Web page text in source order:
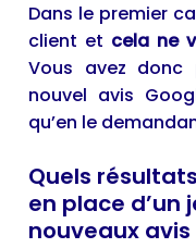
Dans le premier
client et cela ne
Vous avez donc
nouvel avis
qu’en le
Quels
en place d’un
nouveaux avis